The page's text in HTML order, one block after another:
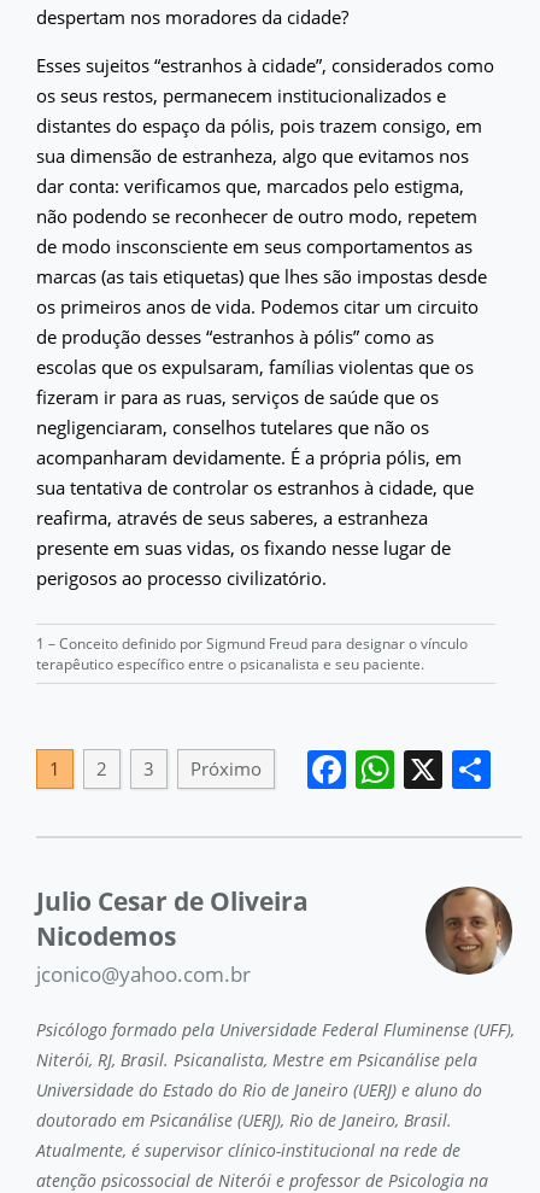
despertam nos moradores da cidade?
Esses sujeitos “estranhos à cidade”, considerados como
os seus restos, permanecem institucionalizados e
distantes do espaço da pólis, pois trazem consigo, em
sua dimensão de estranheza, algo que evitamos nos
dar conta: verificamos que, marcados pelo estigma,
não podendo se reconhecer de outro modo, repetem
de modo insconsciente em seus comportamentos as
marcas (as tais etiquetas) que lhes são impostas desde
os primeiros anos de vida. Podemos citar um circuito
de produção desses “estranhos à pólis” como as
escolas que os expulsaram, famílias violentas que os
fizeram ir para as ruas, serviços de saúde que os
negligenciaram, conselhos tutelares que não os
acompanharam devidamente. É a própria pólis, em
sua tentativa de controlar os estranhos à cidade, que
reafirma, através de seus saberes, a estranheza
presente em suas vidas, os fixando nesse lugar de
perigosos ao processo civilizatório.
1 – Conceito definido por Sigmund Freud para designar o vínculo
terapêutico específico entre o psicanalista e seu paciente.
Facebook
X
1 2 3 Próximo
Julio Cesar de Oliveira
Nicodemos
jconico@yahoo.com.br
Psicólogo formado pela Universidade Federal Fluminense (UFF),
Niterói, RJ, Brasil. Psicanalista, Mestre em Psicanálise pela
Universidade do Estado do Rio de Janeiro (UERJ) e aluno do
doutorado em Psicanálise (UERJ), Rio de Janeiro, Brasil.
Atualmente, é supervisor clínico-institucional na rede de
atenção psicossocial de Niterói e professor de Psicologia na